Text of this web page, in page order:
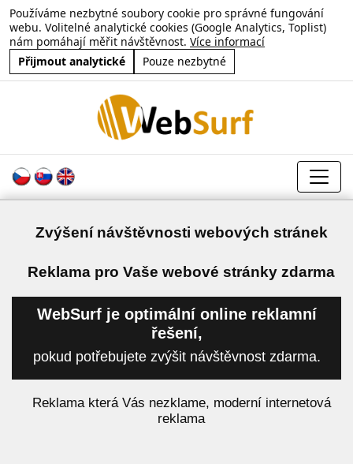
Používáme nezbytné soubory cookie pro správné fungování
webu. Volitelné analytické cookies (Google Analytics, Toplist)
nám pomáhají měřit návštěvnost. Více informací
Přijmout analytické
Pouze nezbytné
Zvýšení návštěvnosti webových stránek
Reklama pro Vaše webové stránky zdarma
WebSurf je optimální online reklamní
řešení,
pokud potřebujete zvýšit návštěvnost zdarma.
Reklama která Vás nezklame, moderní internetová
reklama